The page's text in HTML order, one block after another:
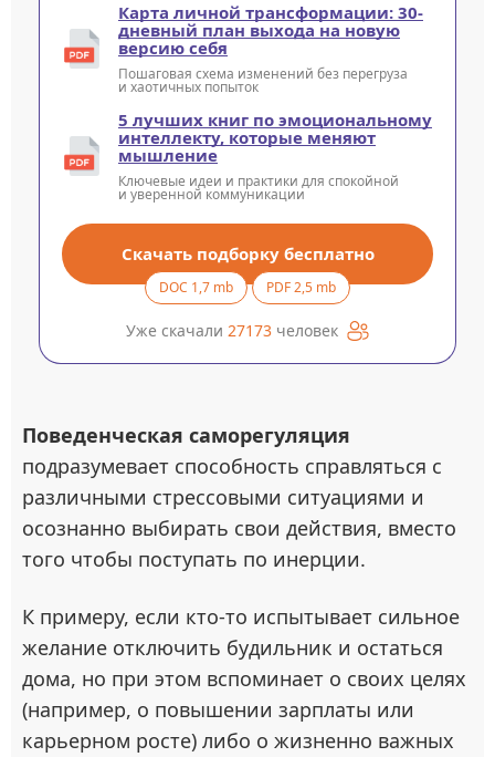
Карта личной трансформации: 30-
дневный план выхода на новую
версию себя
Пошаговая схема изменений без перегруза
и хаотичных попыток
5 лучших книг по эмоциональному
интеллекту, которые меняют
мышление
Ключевые идеи и практики для спокойной
и уверенной коммуникации
Скачать подборку бесплатно
DOC 1,7 mb PDF 2,5 mb
Уже скачали 27173 человек
Поведенческая саморегуляция
подразумевает способность справляться с
различными стрессовыми ситуациями и
осознанно выбирать свои действия, вместо
того чтобы поступать по инерции.
К примеру, если кто-то испытывает сильное
желание отключить будильник и остаться
дома, но при этом вспоминает о своих целях
(например, о повышении зарплаты или
карьерном росте) либо о жизненно важных